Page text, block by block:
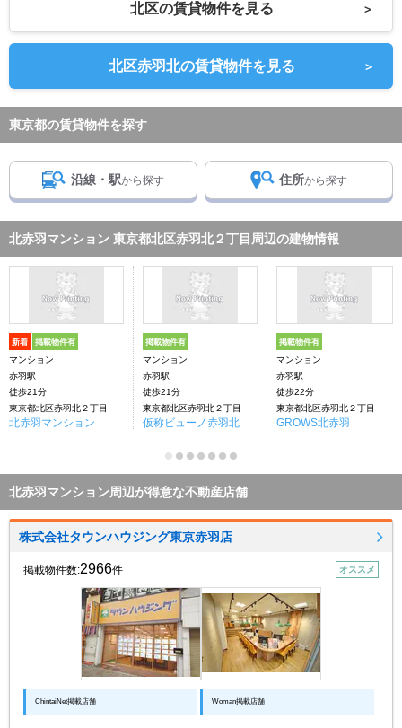
北区の賃貸物件を見る ＞
北区赤羽北の賃貸物件を見る ＞
東京都の賃貸物件を探す
沿線・駅から探す 住所から探す
北赤羽マンション 東京都北区赤羽北２丁目周辺の建物情報
新着 掲載物件有
マンション
赤羽駅
徒歩21分
東京都北区赤羽北２丁目
北赤羽マンション
掲載物件有
マンション
赤羽駅
徒歩21分
東京都北区赤羽北２丁目
仮称ビューノ赤羽北
掲載物件有
マンション
赤羽駅
徒歩22分
東京都北区赤羽北２丁目
GROWS北赤羽
北赤羽マンション周辺が得意な不動産店舗
株式会社タウンハウジング東京赤羽店
掲載物件数:2966件 オススメ
ChintaiNet掲載店舗 Woman掲載店舗